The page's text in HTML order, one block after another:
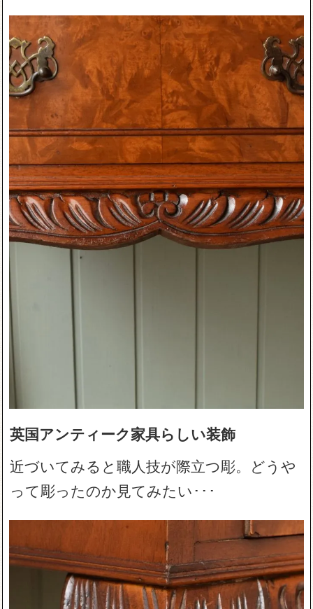
英国アンティーク家具らしい装飾
近づいてみると職人技が際立つ彫。どうや
って彫ったのか見てみたい･･･